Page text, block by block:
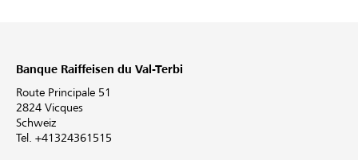
Banque Raiffeisen du Val-Terbi
Route Principale 51
2824 Vicques
Schweiz
Tel. +41324361515